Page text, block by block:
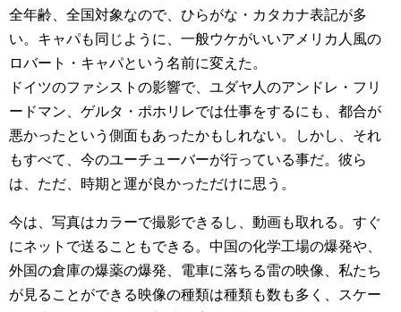
全年齢、全国対象なので、ひらがな・カタカナ表記が多
い。キャパも同じように、一般ウケがいいアメリカ人風の
ロバート・キャパという名前に変えた。
ドイツのファシストの影響で、ユダヤ人のアンドレ・フリ
ードマン、ゲルタ・ポホリレでは仕事をするにも、都合が
悪かったという側面もあったかもしれない。しかし、それ
もすべて、今のユーチューバーが行っている事だ。彼ら
は、ただ、時期と運が良かっただけに思う。
今は、写真はカラーで撮影できるし、動画も取れる。すぐ
にネットで送ることもできる。中国の化学工場の爆発や、
外国の倉庫の爆薬の爆発、電車に落ちる雷の映像、私たち
が見ることができる映像の種類は種類も数も多く、スケー